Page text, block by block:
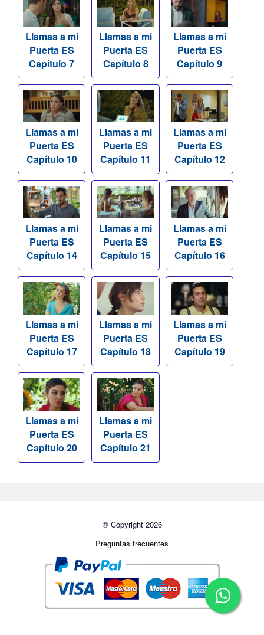
Llamas a mi
Puerta ES
Capítulo 7
Llamas a mi
Puerta ES
Capítulo 8
Llamas a mi
Puerta ES
Capítulo 9
Llamas a mi
Puerta ES
Capítulo 10
Llamas a mi
Puerta ES
Capítulo 11
Llamas a mi
Puerta ES
Capítulo 12
Llamas a mi
Puerta ES
Capítulo 14
Llamas a mi
Puerta ES
Capítulo 15
Llamas a mi
Puerta ES
Capítulo 16
Llamas a mi
Puerta ES
Capítulo 17
Llamas a mi
Puerta ES
Capítulo 18
Llamas a mi
Puerta ES
Capítulo 19
Llamas a mi
Puerta ES
Capítulo 20
Llamas a mi
Puerta ES
Capítulo 21
© Copyright 2026
Preguntas frecuentes